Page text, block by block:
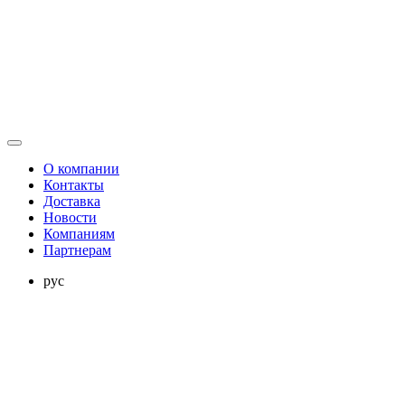
О компании
Контакты
Доставка
Новости
Компаниям
Партнерам
рус